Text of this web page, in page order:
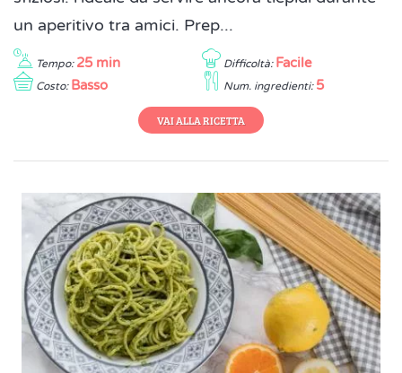
un aperitivo tra amici. Prep...
Tempo: 25 min Difficoltà: Facile
Costo: Basso Num. ingredienti: 5
VAI ALLA RICETTA